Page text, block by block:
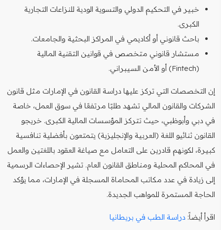
خبير في التحكيم الدولي والتسوية الودية للنزاعات التجارية
الكبرى.
باحث قانوني أو أكاديمي في المراكز البحثية والجامعات.
مستشار قانوني متخصص في قوانين التقنية المالية
(Fintech) أو الأمن السيبراني.
إن التخصصات التي تركز عليها دراسة القانون في الإمارات مثل قانون
الشركات والقانون المالي تشهد طلبًا مرتفعًا في سوق العمل، خاصة
في دبي وأبوظبي، حيث تتركز المؤسسات المالية الكبرى. خريجو
القانون ثنائيو اللغة (العربية والإنجليزية) يتمتعون بأفضلية تنافسية
كبيرة، لكونهم قادرين على التعامل مع صياغة العقود باللغتين والعمل
في المحاكم المحلية ومناطق القانون العام. تشير الإحصاءات الرسمية
إلى زيادة في عدد مكاتب المحاماة المسجلة في الإمارات، مما يؤكد
الحاجة المستمرة للمواهب الجديدة.
اقرأ أيضاً: دراسة الطب في بريطانيا